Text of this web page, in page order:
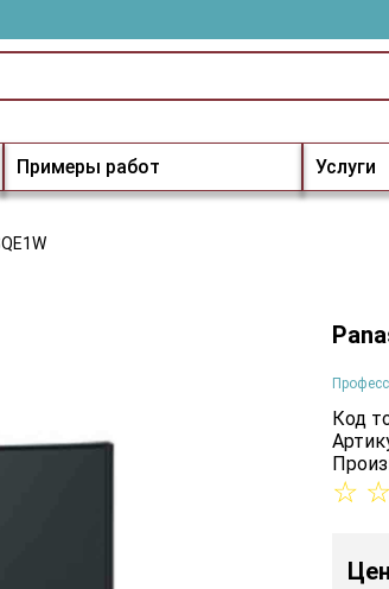
Примеры работ Услуги
Код
☆ ☆